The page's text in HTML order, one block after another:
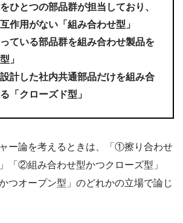
ひとつの部品群が担当しており、
作用がない「組み合わせ型」
ている部品群を組み合わせ製品を
」
計した社内共通部品だけを組み合
「クローズド型」
ー論を考えるときは、「①擦り合わせ
「②組み合わせ型かつクローズ型」
つオープン型」のどれかの立場で論じ